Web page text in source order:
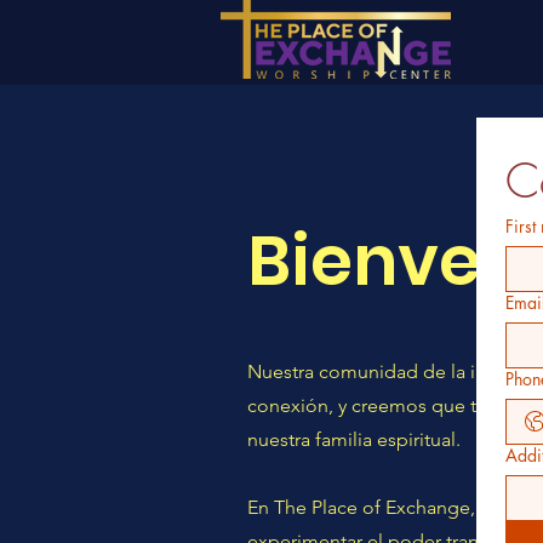
Nuestra comunidad de la iglesia
conexión, y creemos que todos
nuestra familia espiritual.
En The Place of Exchange, nos
First